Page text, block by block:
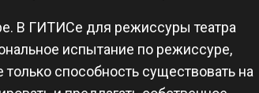
В ГИТИСе для режиссуры театра
испытание по режиссуре,
способность существовать на